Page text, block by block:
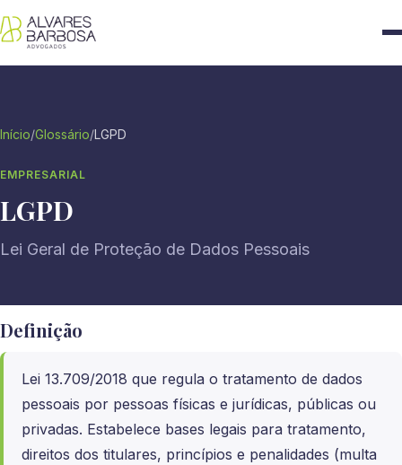
Início/Glossário/LGPD
EMPRESARIAL
LGPD
Lei Geral de Proteção de Dados Pessoais
Definição
Lei 13.709/2018 que regula o tratamento de dados
pessoais por pessoas físicas e jurídicas, públicas ou
privadas. Estabelece bases legais para tratamento,
direitos dos titulares, princípios e penalidades (multa